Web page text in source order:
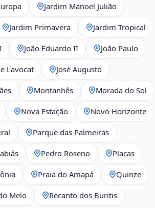
Jardim Manoel Julião
Jardim Primavera Jardim Tropical
João Eduardo II João Paulo
Lavocat José Augusto
Montanhês Morada do Sol
Nova Estação Novo Horizonte
Parque das Palmeiras
Pedro Roseno Placas
Praia do Amapá Quinze
Melo Recanto dos Buritis